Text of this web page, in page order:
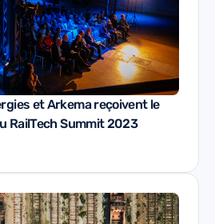
et Arkema reçoivent le
RailTech Summit 2023